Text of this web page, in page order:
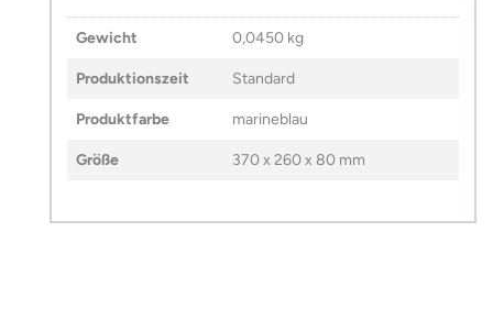
Gewicht 0,0450 kg
Produktionszeit Standard
Produktfarbe marineblau
Größe 370 x 260 x 80 mm